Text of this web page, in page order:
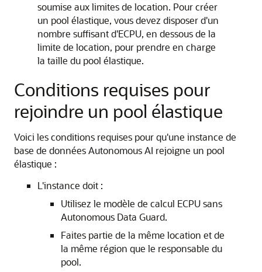
soumise aux limites de location. Pour créer
un pool élastique, vous devez disposer d'un
nombre suffisant d'ECPU, en dessous de la
limite de location, pour prendre en charge
la taille du pool élastique.
Conditions requises pour
rejoindre un pool élastique
Voici les conditions requises pour qu'une instance de
base de données Autonomous AI rejoigne un pool
élastique :
L'instance doit :
Utilisez le modèle de calcul ECPU sans
Autonomous Data Guard.
Faites partie de la même location et de
la même région que le responsable du
pool.